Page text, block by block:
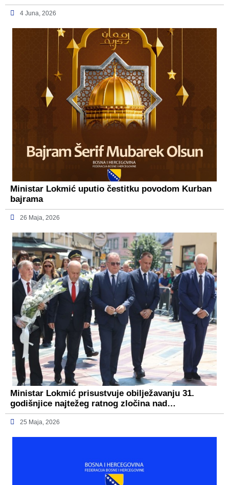
4 Juna, 2026
Ministar Lokmić uputio čestitku povodom Kurban
bajrama
26 Maja, 2026
Ministar Lokmić prisustvuje obilježavanju 31.
godišnjice najtežeg ratnog zločina nad…
25 Maja, 2026